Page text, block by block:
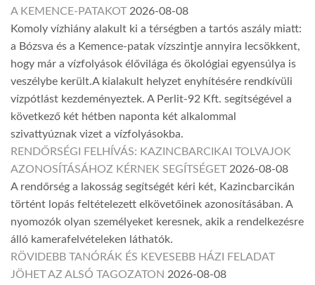
A KEMENCE-PATAKOT 2026-08-08
Komoly vízhiány alakult ki a térségben a tartós aszály miatt:
a Bózsva és a Kemence-patak vízszintje annyira lecsökkent,
hogy már a vízfolyások élővilága és ökológiai egyensúlya is
veszélybe került.A kialakult helyzet enyhítésére rendkívüli
vízpótlást kezdeményeztek. A Perlit-92 Kft. segítségével a
következő két hétben naponta két alkalommal
szivattyúznak vizet a vízfolyásokba.
RENDŐRSÉGI FELHÍVÁS: KAZINCBARCIKAI TOLVAJOK
AZONOSÍTÁSÁHOZ KÉRNEK SEGÍTSÉGET 2026-08-08
A rendőrség a lakosság segítségét kéri két, Kazincbarcikán
történt lopás feltételezett elkövetőinek azonosításában. A
nyomozók olyan személyeket keresnek, akik a rendelkezésre
álló kamerafelvételeken láthatók.
RÖVIDEBB TANÓRÁK ÉS KEVESEBB HÁZI FELADAT
JÖHET AZ ALSÓ TAGOZATON 2026-08-08